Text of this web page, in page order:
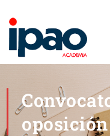
oposición